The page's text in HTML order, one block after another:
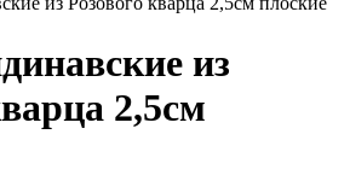
из
2,5см